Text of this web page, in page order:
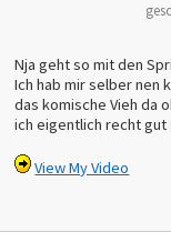
Nja geht so mit den
Ich hab mir selber nen
das komische Vieh da
ich eigentlich recht gut
View My Video